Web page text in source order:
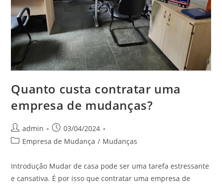
Quanto custa contratar uma
empresa de mudanças?
admin
03/04/2024
Empresa de Mudança / Mudanças
Introdução Mudar de casa pode ser uma tarefa estressante
e cansativa. É por isso que contratar uma empresa de